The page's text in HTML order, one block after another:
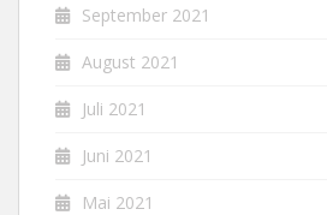
September 2021
August 2021
Juli 2021
Juni 2021
Mai 2021